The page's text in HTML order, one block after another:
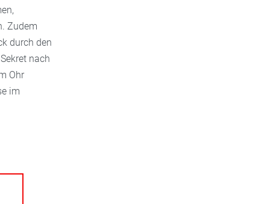
Zudem
durch den
nach
Ohr
im